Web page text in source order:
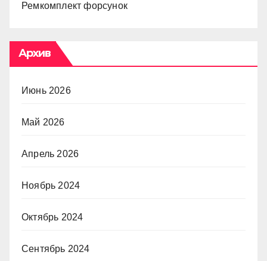
Ремкомплект форсунок
Архив
Июнь 2026
Май 2026
Апрель 2026
Ноябрь 2024
Октябрь 2024
Сентябрь 2024